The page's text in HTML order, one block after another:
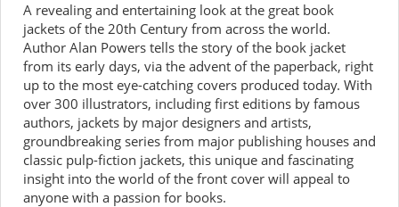
A revealing and entertaining look at the great book
jackets of the 20th Century from across the world.
Author Alan Powers tells the story of the book jacket
from its early days, via the advent of the paperback, right
up to the most eye-catching covers produced today. With
over 300 illustrators, including first editions by famous
authors, jackets by major designers and artists,
groundbreaking series from major publishing houses and
classic pulp-fiction jackets, this unique and fascinating
insight into the world of the front cover will appeal to
anyone with a passion for books.